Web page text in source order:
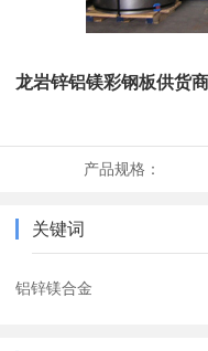
龙岩锌铝镁彩钢板供货
产品规格：
关键词
铝锌镁合金